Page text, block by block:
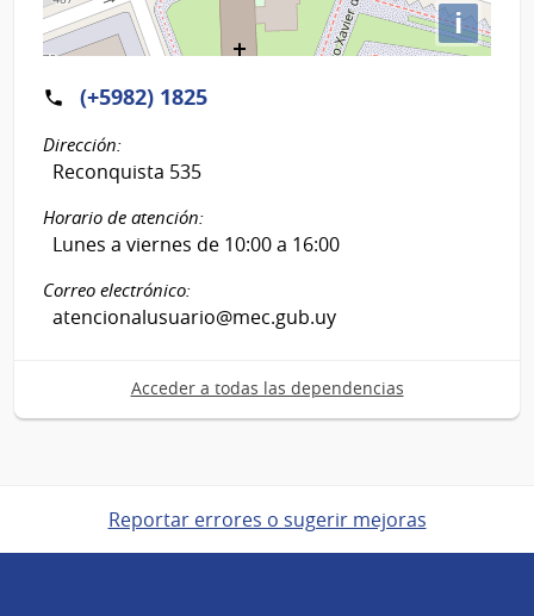
i
(+5982) 1825
Dirección:
Reconquista 535
Horario de atención:
Lunes a viernes de 10:00 a 16:00
Correo electrónico:
atencionalusuario@mec.gub.uy
Acceder a todas las dependencias
Reportar errores o sugerir mejoras